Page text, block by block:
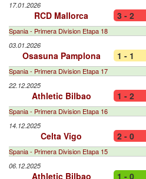
17.01.2026
RCD Mallorca 3 - 2
Spania - Primera Division Etapa 18
03.01.2026
Osasuna Pamplona 1 - 1
Spania - Primera Division Etapa 17
22.12.2025
Athletic Bilbao 1 - 2
Spania - Primera Division Etapa 16
14.12.2025
Celta Vigo 2 - 0
Spania - Primera Division Etapa 15
06.12.2025
Athletic Bilbao 1 - 0